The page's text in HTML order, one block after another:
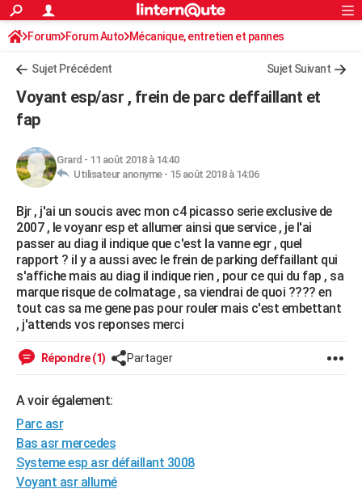
ACTUALITÉS
Politique
Société
Faits Divers
Education
Monde
Villes
+
Programme TV
TNTStreaming
Cinéma
Sorties cinéma
Musique
+FINANCE
Retraite
Impôts
Epargne
Immobilier
Risques naturels par ville
Banque
Assurance
Crédit
AUTO
Essais
Réserver un essai
Citadines
Berlines
SUV
Forum auto
+HIGH-TECH
Mobiles
Meilleur smartphone
Internet
Ordinateurs
Jeux vidéo
Guide high-tech
BRICOLAGE
Forum
Aménagement intérieur
Extérieur
Cuisine
Salle de bains
Jardinage
Rangement
WEEK-END
Guides de France
Escapades
Patrimoine
Expositions
Musées
Week-end nature
+LIFESTYLE
Art de vivre
Bien-être
Loisirs
Mode
Modes de vie
SANTE
VOYAGE
BONS PLANS
CARTE DE VOEUX
Rechercher
S'inscrire
Connexion
Forum Forum Auto Mécanique, entretien et pannes
Sujet Précédent Sujet Suivant
Voyant esp/asr , frein de parc deffaillant et
fap
Grard - 11 août 2018 à 14:40
Utilisateur anonyme - 15 août 2018 à 14:06
Bjr , j'ai un soucis avec mon c4 picasso serie exclusive de
2007 , le voyanr esp et allumer ainsi que service , je l'ai
passer au diag il indique que c'est la vanne egr , quel
rapport ? il y a aussi avec le frein de parking deffaillant qui
s'affiche mais au diag il indique rien , pour ce qui du fap , sa
marque risque de colmatage , sa viendrai de quoi ???? en
tout cas sa me gene pas pour rouler mais c'est embettant
, j'attends vos reponses merci
Répondre (1) Partager
A voir également:
Parc asr
Bas asr mercedes
Systeme esp asr défaillant 3008
Voyant asr allumé